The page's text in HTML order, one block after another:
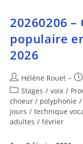
20260206
populaire
2026
Hélène Rouet
Stages / voix /
choeur / polyphonie /
jours / technique
adultes / février